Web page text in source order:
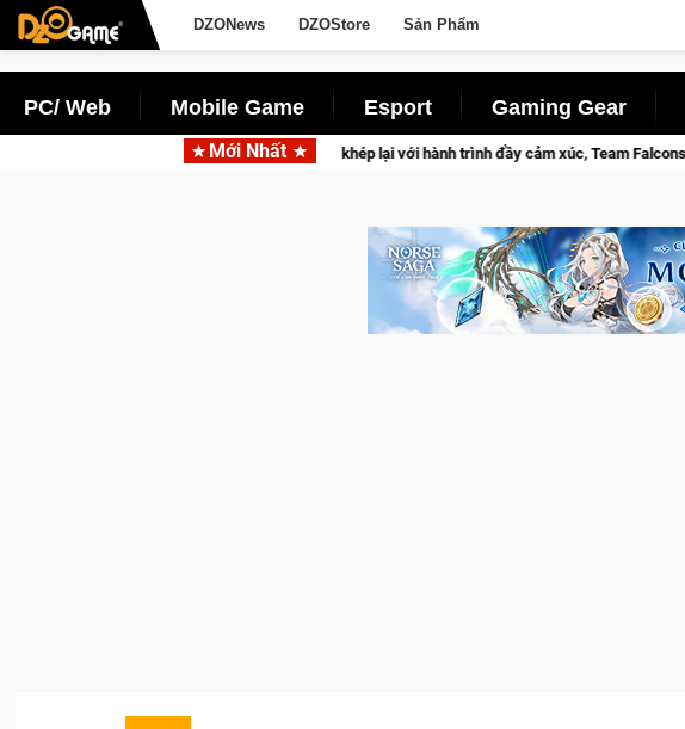
DZONews DZOStore Sản Phẩm
PC/ Web Mobile Game Esport Gaming Gear
Mới Nhất
2026 Mùa 2 khép lại với hành trình đầy cảm xúc, Team Falcons lên ngôi vô địch